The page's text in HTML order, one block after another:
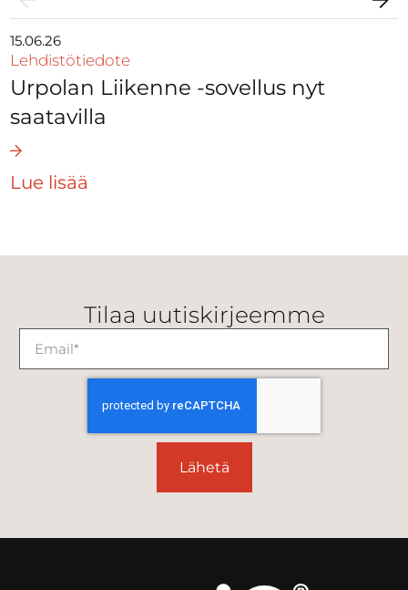
15.06.26
Lehdistötiedote
Urpolan Liikenne -sovellus nyt
saatavilla
Lue lisää
Tilaa uutiskirjeemme
Lähetä